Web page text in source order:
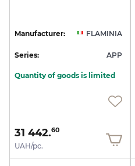
Manufacturer: FLAMINIA
Series: APP
Quantity of goods is limited
31 442.60
UAH/pc.